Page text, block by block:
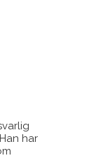
har